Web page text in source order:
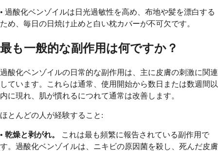
• 過酸化ベンゾイルは日光過敏性を高め、布地や髪を漂白する
ため、毎日の日焼け止めと白い枕カバーが不可欠です。
最も一般的な副作用は何ですか？
過酸化ベンゾイルの日常的な副作用は、主に皮膚の刺激に関連
しています。これらは通常、使用開始から数日または数週間以
内に現れ、肌が慣れるにつれて通常は改善します。
ほとんどの人が経験すること:
• 乾燥と剥がれ。
これは最も頻繁に報告されている副作用で
す。過酸化ベンゾイルは、ニキビの原因菌を殺し、死んだ皮膚